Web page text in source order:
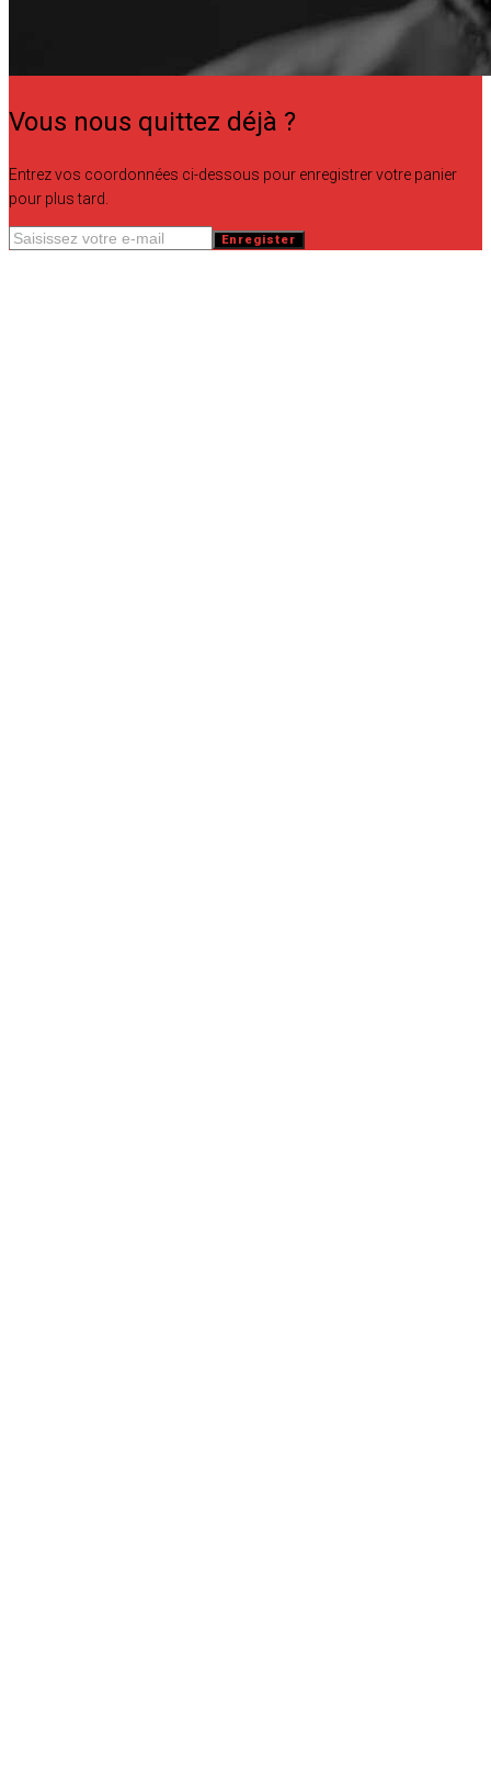
Vous nous quittez déjà ?
Entrez vos coordonnées ci-dessous pour enregistrer votre panier
pour plus tard.
Enregister